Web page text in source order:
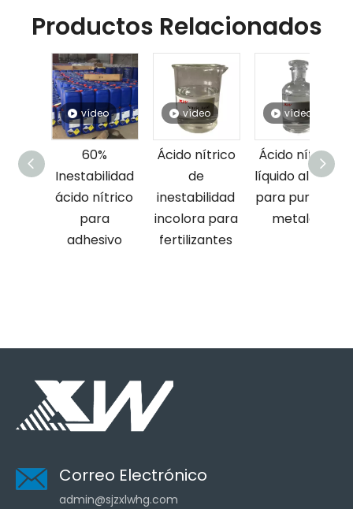
Productos Relacionados
60%
nítrico
vídeo
Ácido nítrico
de
inestabilidad
incolora para
fertilizantes
vídeo
Ácido nítrico
líquido al 60 %
para purificar
metales
Ácido
líquido al
Correo Electrónico
admin@sjzxlwhg.com